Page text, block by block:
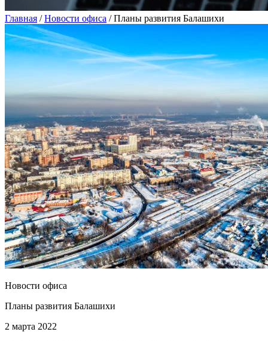
Главная /Новости офиса /Планы развития Балашихи
Новости офиса
Планы развития Балашихи
2 марта 2022